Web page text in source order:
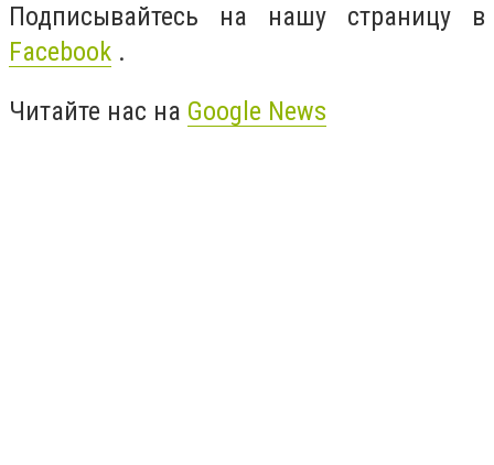
Подписывайтесь на нашу страницу в
Facebook .
Читайте нас на Google News